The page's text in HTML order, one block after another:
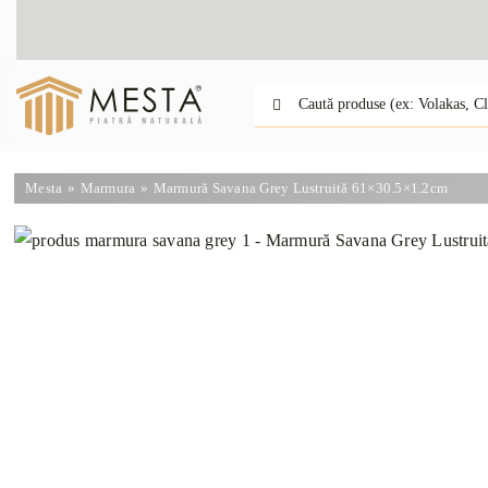
content
Caută:
Mesta Marmura Marmură Savana Grey Lustruită 61×30.5×1.2cm